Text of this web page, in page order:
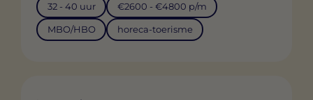
32 - 40 uur €2600 - €4800 p/m
MBO/HBO horeca-toerisme